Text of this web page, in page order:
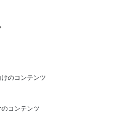
のコンテンツ
コンテンツ